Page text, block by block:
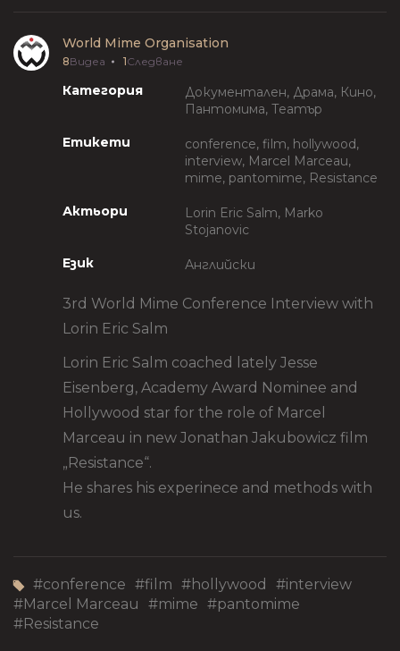
World Mime Organisation
8Видеа 1Следване
Категория
Документален, Драма, Кино,
Пантомима, Театър
Етикети
conference, film, hollywood,
interview, Marcel Marceau,
mime, pantomime, Resistance
Актьори
Lorin Eric Salm, Marko
Stojanovic
Език Английски
3rd World Mime Conference Interview with
Lorin Eric Salm
Lorin Eric Salm coached lately Jesse
Eisenberg, Academy Award Nominee and
Hollywood star for the role of Marcel
Marceau in new Jonathan Jakubowicz film
„Resistance“.
He shares his experinece and methods with
us.
#conference #film #hollywood #interview
#Marcel Marceau #mime #pantomime
#Resistance